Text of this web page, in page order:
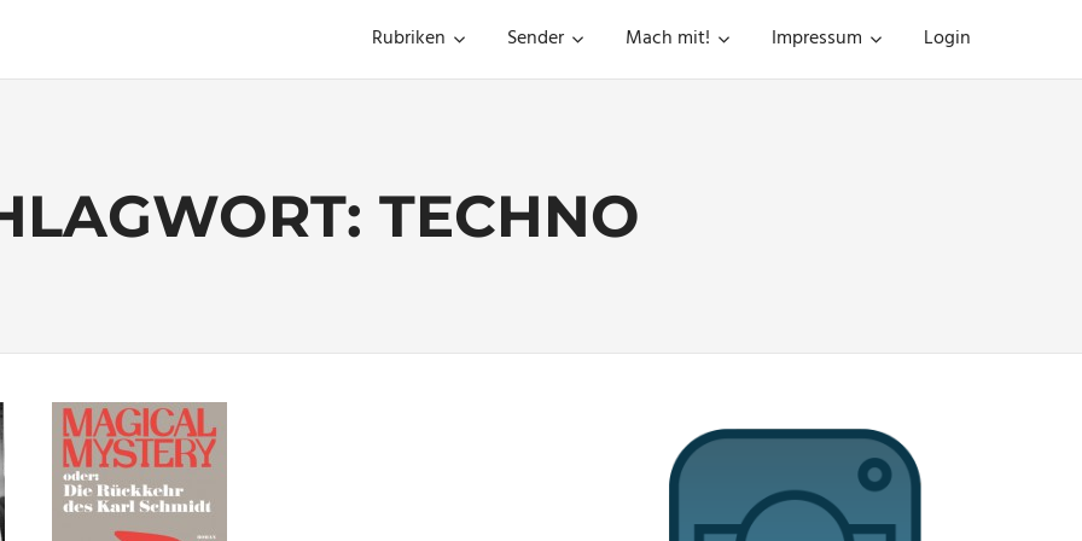
Rubriken Sender Mach mit! Impressum Login
TECHNO